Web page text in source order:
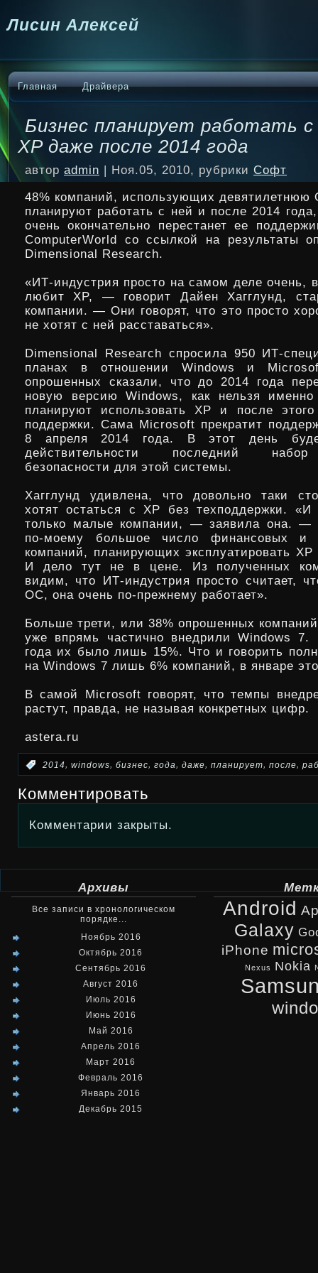
Лисин Алексей
Главная Драйвера
Бизнес планирует работать с
XP даже после 2014 года
автор admin | Ноя.05, 2010, рубрики Софт
48% компаний, использующих девятилетнюю
планируют работать с ней и после 2014
очень окончательно перестанет ее
ComputerWorld со ссылкой на результаты
Dimensional Research.
«ИТ-индустрия просто на самом деле очень,
любит XP, — говорит Дайен Хагглунд,
компании. — Они говорят, что это просто
не хотят с ней расставаться».
Dimensional Research спросила 950 ИТ-
планах в отношении Windows и
опрошенных сказали, что до 2014 года
новую версию Windows, как нельзя именно
планируют использовать XP и после
поддержки. Сама Microsoft прекратит
8 апреля 2014 года. В этот день
действительности последний
безопасности для этой системы.
Хагглунд удивлена, что довольно таки
хотят остаться с XP без техподдержки. «И
только малые компании, — заявила она.
по-моему большое число финансовых и
компаний, планирующих эксплуатировать
И дело тут не в цене. Из полученных
видим, что ИТ-индустрия просто считает,
ОС, она очень по-прежнему работает».
Больше трети, или 38% опрошенных
уже впрямь частично внедрили Windows 7.
года их было лишь 15%. Что и говорить
на Windows 7 лишь 6% компаний, в январе
В самой Microsoft говорят, что темпы
растут, правда, не называя конкретных цифр.
astera.ru
2014, windows, бизнес, года, даже, планирует, после,
Комментировать
Комментарии закрыты.
Архивы
Все записи в хронологическом
порядке...
Ноябрь 2016
Октябрь 2016
Сентябрь 2016
Август 2016
Июль 2016
Июнь 2016
Май 2016
Апрель 2016
Март 2016
Февраль 2016
Январь 2016
Декабрь 2015
Android
Galaxy
iPhone
Nexus Nokia